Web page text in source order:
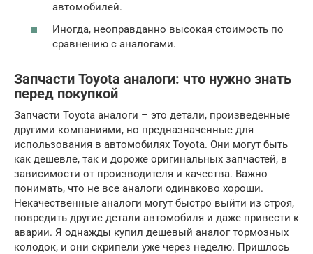
автомобилей.
Иногда, неоправданно высокая стоимость по
сравнению с аналогами.
Запчасти Toyota аналоги: что нужно знать
перед покупкой
Запчасти Toyota аналоги – это детали, произведенные
другими компаниями, но предназначенные для
использования в автомобилях Toyota. Они могут быть
как дешевле, так и дороже оригинальных запчастей, в
зависимости от производителя и качества. Важно
понимать, что не все аналоги одинаково хороши.
Некачественные аналоги могут быстро выйти из строя,
повредить другие детали автомобиля и даже привести к
аварии. Я однажды купил дешевый аналог тормозных
колодок, и они скрипели уже через неделю. Пришлось